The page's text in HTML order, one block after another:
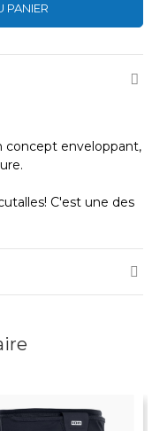
PANIER
concept enveloppant,
C'est une des